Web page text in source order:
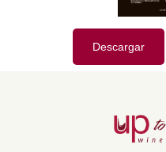
Descargar